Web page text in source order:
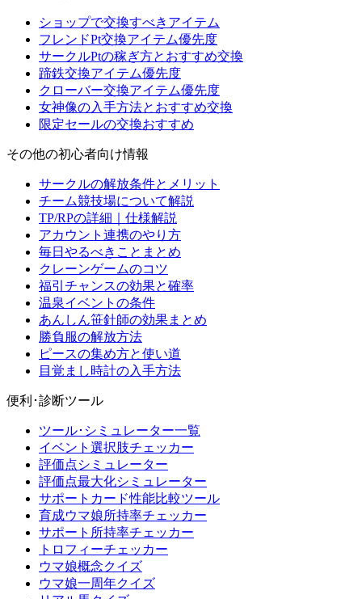
ショップで交換すべきアイテム
フレンドPt交換アイテム優先度
サークルPtの稼ぎ方とおすすめ交換
蹄鉄交換アイテム優先度
クローバー交換アイテム優先度
女神像の入手方法とおすすめ交換
限定セールの交換おすすめ
その他の初心者向け情報
サークルの解放条件とメリット
チーム競技場について解説
TP/RPの詳細｜仕様解説
アカウント連携のやり方
毎日やるべきことまとめ
クレーンゲームのコツ
福引チャンスの効果と確率
温泉イベントの条件
あんしん笹針師の効果まとめ
勝負服の解放方法
ピースの集め方と使い道
目覚まし時計の入手方法
便利･診断ツール
ツール･シミュレーター一覧
イベント選択肢チェッカー
評価点シミュレーター
評価点最大化シミュレーター
サポートカード性能比較ツール
育成ウマ娘所持率チェッカー
サポート所持率チェッカー
トロフィーチェッカー
ウマ娘概念クイズ
ウマ娘一周年クイズ